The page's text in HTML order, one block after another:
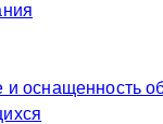
оснащенность